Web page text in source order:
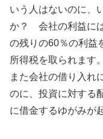
いう人はないのに、
か？ 会社の利益に
の残りの60％の利益
所得税を取られます
また会社の借り入れ
のに、投資に対する
に借金するゆがみが